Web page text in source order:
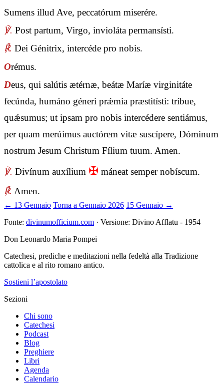
Sumens illud Ave, peccatórum miserére.
℣. Post partum, Virgo, invioláta permansísti.
℟. Dei Génitrix, intercéde pro nobis.
Orémus.
Deus, qui salútis ætérnæ, beátæ Maríæ virginitáte
fecúnda, humáno géneri prǽmia præstitísti: tríbue,
quǽsumus; ut ipsam pro nobis intercédere sentiámus,
per quam merúimus auctórem vitæ suscípere, Dóminum
nostrum Jesum Christum Fílium tuum. Amen.
℣. Divínum auxílium ✠ máneat semper nobíscum.
℟. Amen.
← 13 Gennaio Torna a Gennaio 2026 15 Gennaio →
Fonte: divinumofficium.com · Versione: Divino Afflatu - 1954
Don Leonardo Maria Pompei
Catechesi, prediche e meditazioni nella fedeltà alla Tradizione
cattolica e al rito romano antico.
Sostieni l’apostolato
Sezioni
Chi sono
Catechesi
Podcast
Blog
Preghiere
Libri
Agenda
Calendario